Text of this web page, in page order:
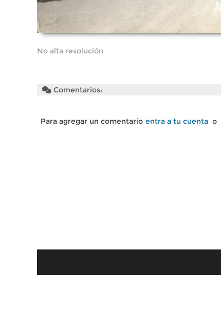
No alta resolución
Comentarios:
Para agregar un comentario entra a tu cuenta o